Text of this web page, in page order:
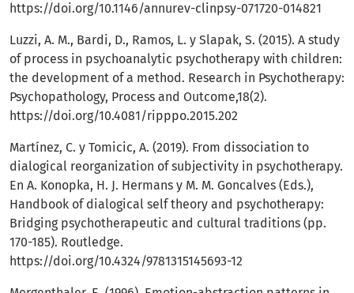
https://doi.org/10.1146/annurev-clinpsy-071720-014821
Luzzi, A. M., Bardi, D., Ramos, L. y Slapak, S. (2015). A study
of process in psychoanalytic psychotherapy with children:
the development of a method. Research in Psychotherapy:
Psychopathology, Process and Outcome,18(2).
https://doi.org/10.4081/ripppo.2015.202
Martínez, C. y Tomicic, A. (2019). From dissociation to
dialogical reorganization of subjectivity in psychotherapy.
En A. Konopka, H. J. Hermans y M. M. Goncalves (Eds.),
Handbook of dialogical self theory and psychotherapy:
Bridging psychotherapeutic and cultural traditions (pp.
170-185). Routledge.
https://doi.org/10.4324/9781315145693-12